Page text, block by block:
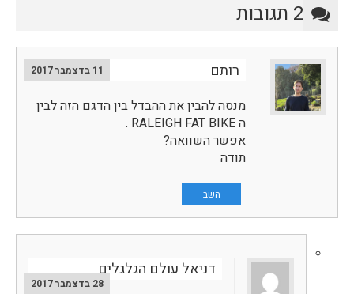
2 תגובות
רותם
מנסה להבין את ההבדל בין הדגם הזה לבין
אפשר השוואה?
תודה
השב
דניאל עולם הגלגלים